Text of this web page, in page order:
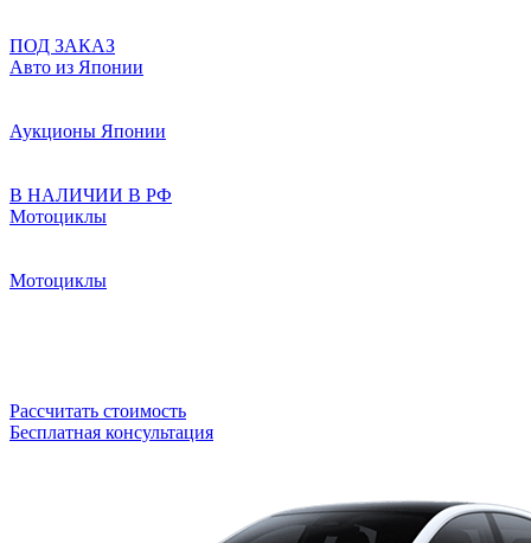
ПОД ЗАКАЗ
Авто из Японии
Аукционы Японии
В НАЛИЧИИ В РФ
Мотоциклы
Мотоциклы
Рассчитать стоимость
Бесплатная консультация